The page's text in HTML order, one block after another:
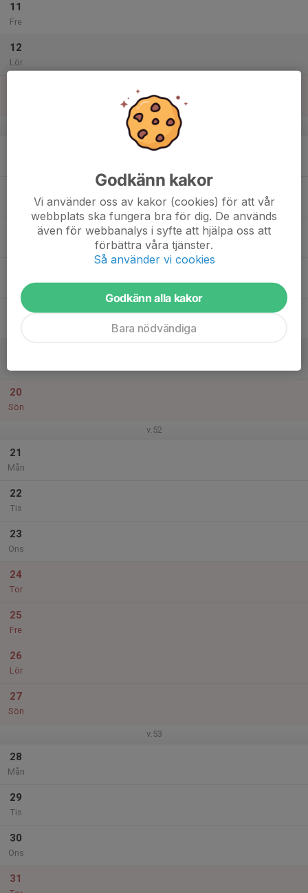
11
Fre
12
Lör
v.51
20
Sön
v.52
21
Mån
22
Tis
23
Ons
24
Tor
25
Fre
26
Lör
27
Sön
v.53
28
Mån
29
Tis
30
Ons
31
Godkänn kakor
Vi använder oss av kakor (cookies) för att vår
webbplats ska fungera bra för dig. De används
även för webbanalys i syfte att hjälpa oss att
förbättra våra tjänster.
Så använder vi cookies
Godkänn alla kakor
Bara nödvändiga